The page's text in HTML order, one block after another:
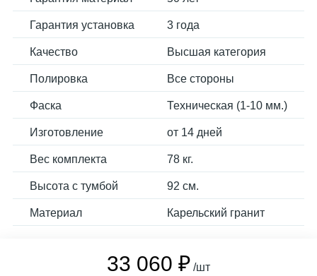
Гарантия установка 3 года
Качество Высшая категория
Полировка Все стороны
Фаска Техническая (1-10 мм.)
Изготовление от 14 дней
Вес комплекта 78 кг.
Высота с тумбой 92 см.
Материал Карельский гранит
33 060 ₽ /шт